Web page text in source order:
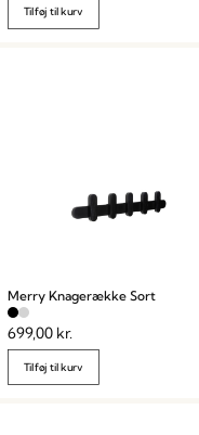
Tilføj til kurv
Merry Knagerække Sort
699,00 kr.
Tilføj til kurv